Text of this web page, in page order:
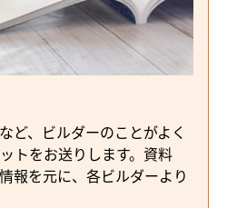
ど、ビルダーのことがよく
トをお送りします。資料
報を元に、各ビルダーより